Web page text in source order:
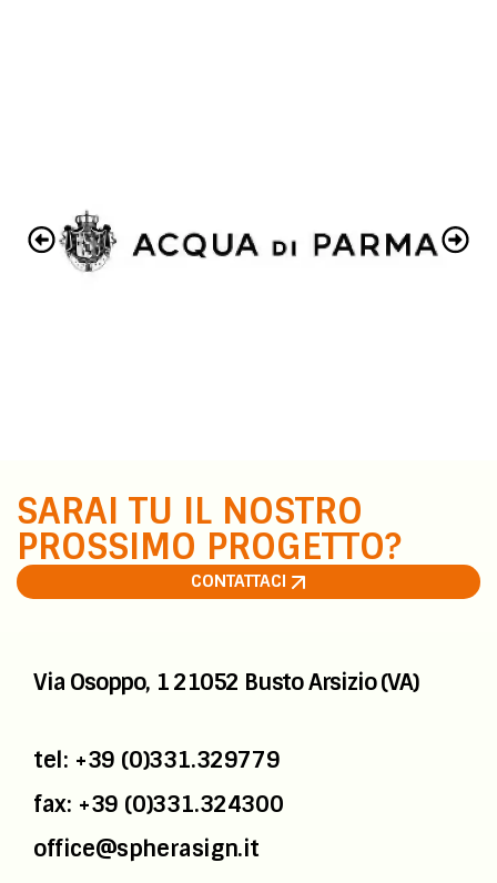
SARAI TU IL NOSTRO
PROSSIMO PROGETTO?
CONTATTACI
CONTATTACI
Via Osoppo, 121052 Busto Arsizio (VA)
tel: +39 (0)331.329779
fax: +39 (0)331.324300
office@spherasign.it